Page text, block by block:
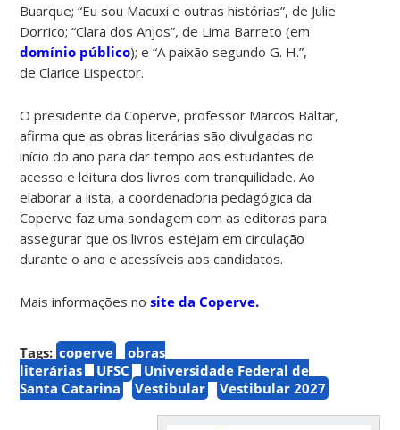
Buarque; “Eu sou Macuxi e outras histórias”, de Julie
Dorrico; “Clara dos Anjos”, de Lima Barreto (em
domínio público); e “A paixão segundo G. H.”,
de Clarice Lispector.
O presidente da Coperve, professor Marcos Baltar,
afirma que as obras literárias são divulgadas no
início do ano para dar tempo aos estudantes de
acesso e leitura dos livros com tranquilidade. Ao
elaborar a lista, a coordenadoria pedagógica da
Coperve faz uma sondagem com as editoras para
assegurar que os livros estejam em circulação
durante o ano e acessíveis aos candidatos.
Mais informações no site da Coperve.
Tags: coperve
obras
literárias
UFSC
Universidade Federal de
Santa Catarina
Vestibular Vestibular 2027